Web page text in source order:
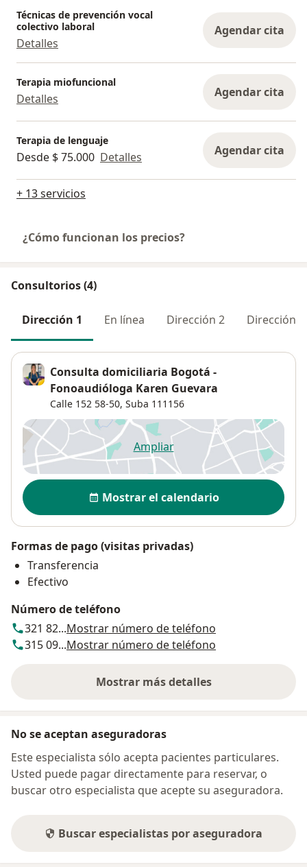
Técnicas de prevención vocal
colectivo laboral
Detalles
Agendar cita
Terapia miofuncional
Detalles Agendar cita
Terapia de lenguaje
Desde $ 75.000 Detalles Agendar cita
+ 13 servicios
¿Cómo funcionan los precios?
Consultorios (4)
Dirección 1 En línea Dirección 2 Dirección 3
Consulta domiciliaria Bogotá -
Fonoaudióloga Karen Guevara
Calle 152 58-50, Suba 111156
Ampliarse abre en una nueva
Disponibilidad
Mostrar el calendario
Formas de pago (visitas privadas)
Transferencia
Efectivo
Número de teléfono
321 82...Mostrar número de teléfono
315 09...Mostrar número de teléfono
Mostrar más detalles
sobre la dirección
No se aceptan aseguradoras
Este especialista sólo acepta pacientes particulares.
Usted puede pagar directamente para reservar, o
buscar otro especialista que acepte su aseguradora.
Buscar especialistas por aseguradora